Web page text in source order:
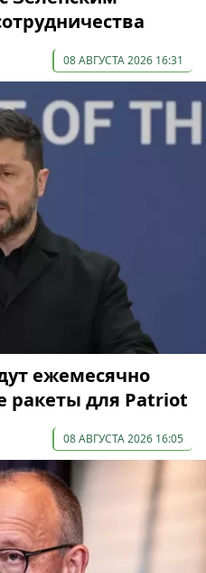
08 АВГУСТА 2026 16:31
ежемесячно
ракеты для Patriot
08 АВГУСТА 2026 16:05